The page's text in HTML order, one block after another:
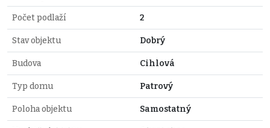
Počet podlaží 2
Stav objektu Dobrý
Budova Cihlová
Typ domu Patrový
Poloha objektu Samostatný